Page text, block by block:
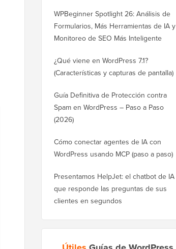
WPBeginner Spotlight 26: Análisis de
Formularios, Más Herramientas de IA y
Monitoreo de SEO Más Inteligente
¿Qué viene en WordPress 7.1?
(Características y capturas de pantalla)
Guía Definitiva de Protección contra
Spam en WordPress – Paso a Paso
(2026)
Cómo conectar agentes de IA con
WordPress usando MCP (paso a paso)
Presentamos HelpJet: el chatbot de IA
que responde las preguntas de sus
clientes en segundos